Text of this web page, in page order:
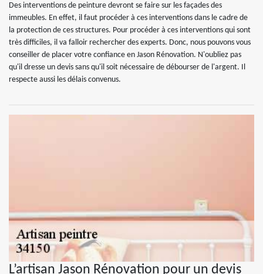
Des interventions de peinture devront se faire sur les façades des
immeubles. En effet, il faut procéder à ces interventions dans le cadre de
la protection de ces structures. Pour procéder à ces interventions qui sont
très difficiles, il va falloir rechercher des experts. Donc, nous pouvons vous
conseiller de placer votre confiance en Jason Rénovation. N'oubliez pas
qu'il dresse un devis sans qu'il soit nécessaire de débourser de l'argent. Il
respecte aussi les délais convenus.
L’artisan Jason Rénovation pour un devis